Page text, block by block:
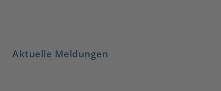
Aktuelle Meldungen